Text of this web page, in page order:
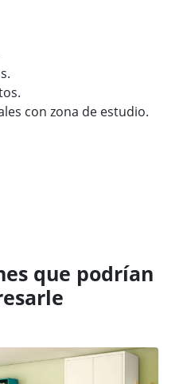
con zona de estudio.
que podrían